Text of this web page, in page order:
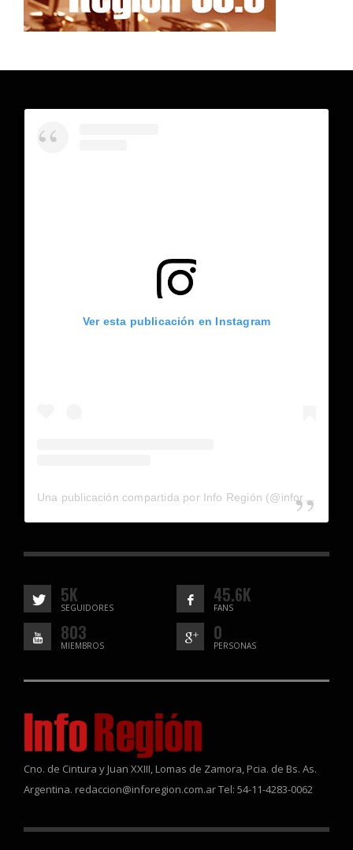
Ver esta publicación en Instagram
Una publicación compartida por Info Región (@inforegion_redes)
5K
SEGUIDORES
45.6K
FANS
803
MIEMBROS
0
PERSONAS
Cno. de Cintura y Juan XXIII, Lomas de Zamora, Pcia. de Bs. As.
Argentina. redaccion@inforegion.com.ar Tel: 54-11-4283-0062